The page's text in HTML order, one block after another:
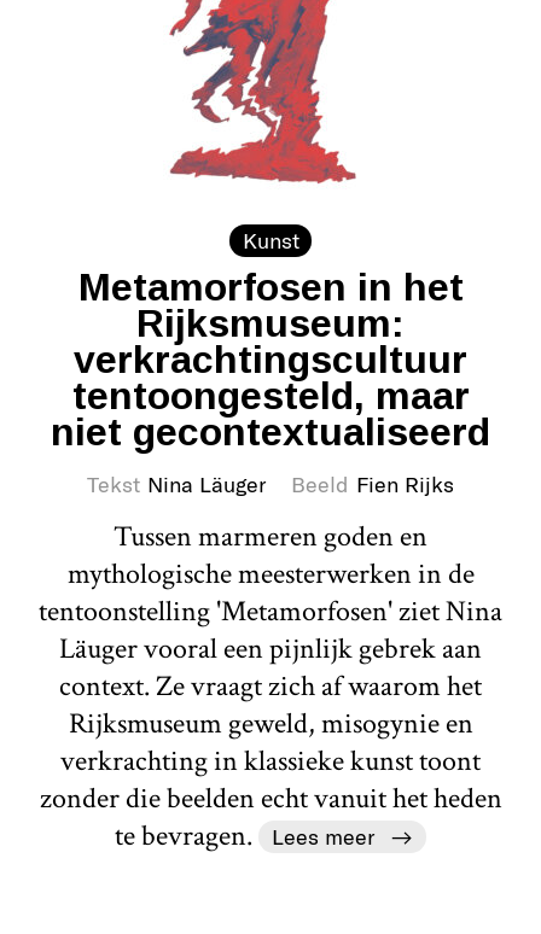
Kunst
Metamorfosen in het
Rijksmuseum:
verkrachtingscultuur
tentoongesteld, maar
niet gecontextualiseerd
Tekst Nina Läuger Beeld Fien Rijks
Tussen marmeren goden en
mythologische meesterwerken in de
tentoonstelling 'Metamorfosen' ziet Nina
Läuger vooral een pijnlijk gebrek aan
context. Ze vraagt zich af waarom het
Rijksmuseum geweld, misogynie en
verkrachting in klassieke kunst toont
zonder die beelden echt vanuit het heden
te bevragen.
Lees meer